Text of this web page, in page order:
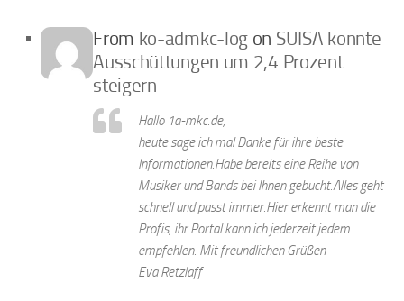
From ko-admkc-log on SUISA konnte
Ausschüttungen um 2,4 Prozent
steigern
Hallo 1a-mkc.de,
heute sage ich mal Danke für ihre beste
Informationen.Habe bereits eine Reihe von
Musiker und Bands bei Ihnen gebucht.Alles geht
schnell und passt immer.Hier erkennt man die
Profis, ihr Portal kann ich jederzeit jedem
empfehlen. Mit freundlichen Grüßen
Eva Retzlaff